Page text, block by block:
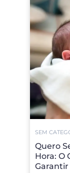
SEM
Quero
Hora: O